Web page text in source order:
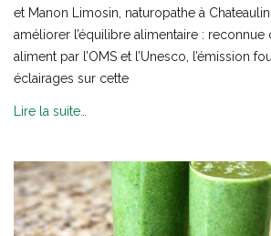
et Manon Limosin, naturopathe à
améliorer l’équilibre alimentaire :
aliment par l’OMS et l’Unesco, l’émission
éclairages sur cette
Lire la suite…